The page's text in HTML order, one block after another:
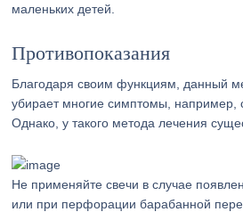
маленьких детей.
Противопоказания
Благодаря своим функциям, данный
убирает многие симптомы,
Однако, у такого метода лечения
Не применяйте свечи в случае
или при перфорации барабанной